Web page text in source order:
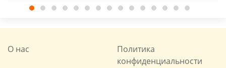
О нас
Политика
конфиденциальности